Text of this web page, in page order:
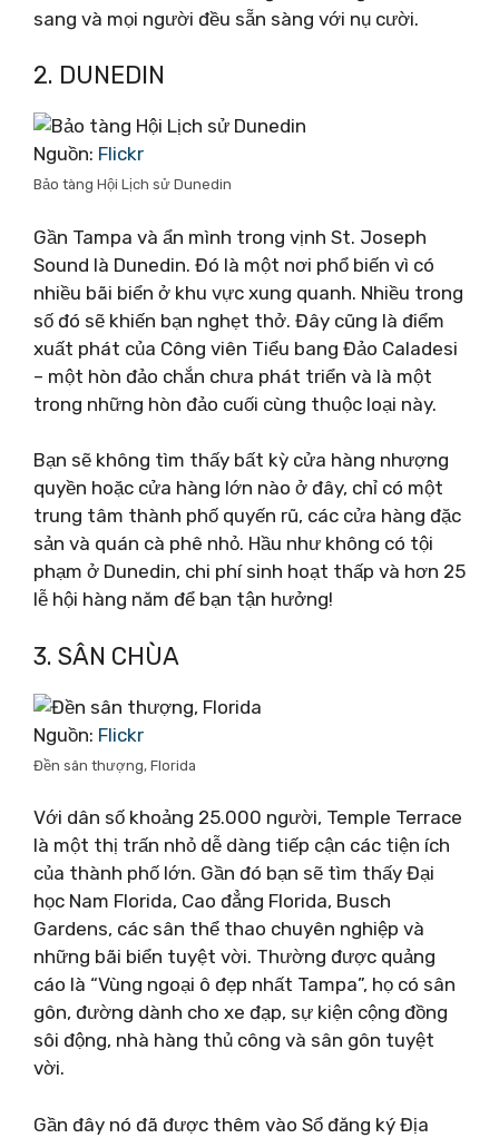
sang và mọi người đều sẵn sàng với nụ cười.
2. DUNEDIN
Nguồn: Flickr
Bảo tàng Hội Lịch sử Dunedin
Gần Tampa và ẩn mình trong vịnh St. Joseph
Sound là Dunedin. Đó là một nơi phổ biến vì có
nhiều bãi biển ở khu vực xung quanh. Nhiều trong
số đó sẽ khiến bạn nghẹt thở. Đây cũng là điểm
xuất phát của Công viên Tiểu bang Đảo Caladesi
– một hòn đảo chắn chưa phát triển và là một
trong những hòn đảo cuối cùng thuộc loại này.
Bạn sẽ không tìm thấy bất kỳ cửa hàng nhượng
quyền hoặc cửa hàng lớn nào ở đây, chỉ có một
trung tâm thành phố quyến rũ, các cửa hàng đặc
sản và quán cà phê nhỏ. Hầu như không có tội
phạm ở Dunedin, chi phí sinh hoạt thấp và hơn 25
lễ hội hàng năm để bạn tận hưởng!
3. SÂN CHÙA
Nguồn: Flickr
Đền sân thượng, Florida
Với dân số khoảng 25.000 người, Temple Terrace
là một thị trấn nhỏ dễ dàng tiếp cận các tiện ích
của thành phố lớn. Gần đó bạn sẽ tìm thấy Đại
học Nam Florida, Cao đẳng Florida, Busch
Gardens, các sân thể thao chuyên nghiệp và
những bãi biển tuyệt vời. Thường được quảng
cáo là “Vùng ngoại ô đẹp nhất Tampa”, họ có sân
gôn, đường dành cho xe đạp, sự kiện cộng đồng
sôi động, nhà hàng thủ công và sân gôn tuyệt
vời.
Gần đây nó đã được thêm vào Sổ đăng ký Địa